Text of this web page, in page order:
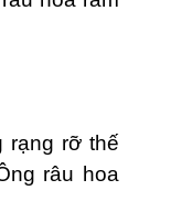
rạng rỡ thế
râu hoa